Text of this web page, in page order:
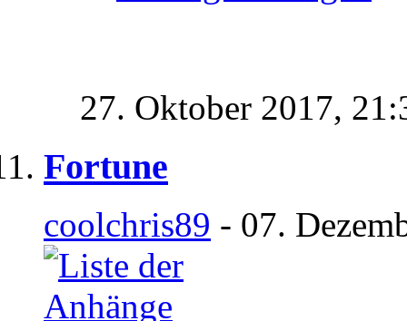
27. Oktober 2017,
Fortune
coolchris89 - 07.